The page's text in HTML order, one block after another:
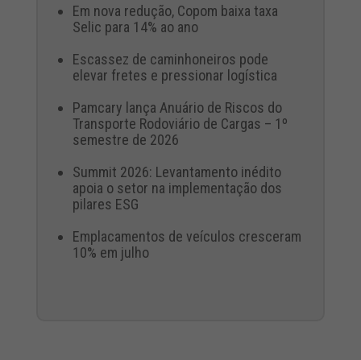
Em nova redução, Copom baixa taxa
Selic para 14% ao ano
Escassez de caminhoneiros pode
elevar fretes e pressionar logística
Pamcary lança Anuário de Riscos do
Transporte Rodoviário de Cargas – 1º
semestre de 2026
Summit 2026: Levantamento inédito
apoia o setor na implementação dos
pilares ESG
Emplacamentos de veículos cresceram
10% em julho